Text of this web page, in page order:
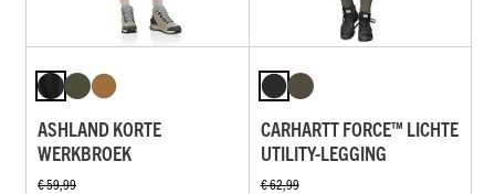
ASHLAND KORTE
WERKBROEK
€ 59,99
CARHARTT FORCE™ LICHTE
UTILITY-LEGGING
€ 62,99